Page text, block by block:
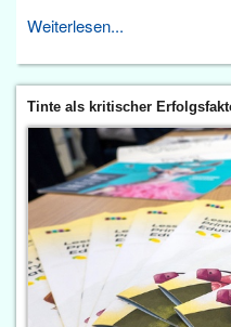
Weiterlesen...
Tinte als kritischer